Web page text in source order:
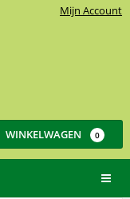
Mijn Account
WINKELWAGEN 0